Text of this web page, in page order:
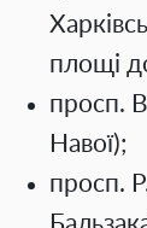
площі
просп.
Навої);
просп.